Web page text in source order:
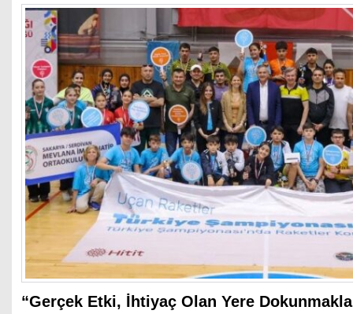
“Gerçek Etki, İhtiyaç Olan Yere